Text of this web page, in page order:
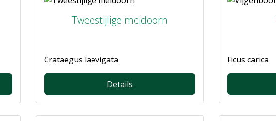
Tweestijlige meidoorn
Crataegus laevigata
Details
Ficus carica